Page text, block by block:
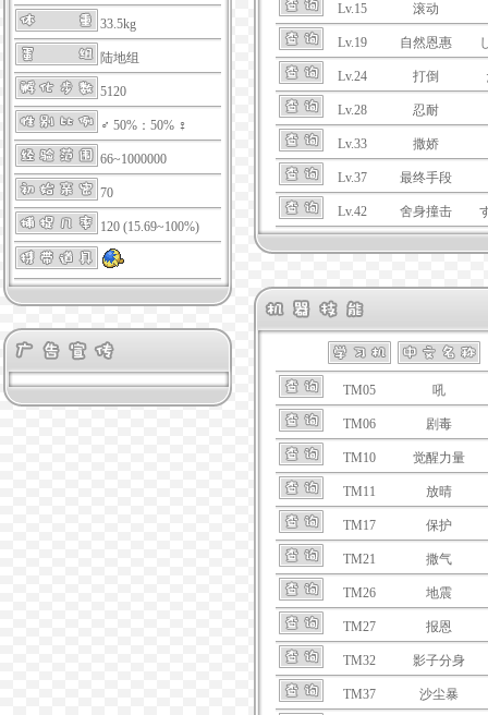
33.5kg
陆地组
5120
♂ 50%：50% ♀
66~1000000
70
120 (15.69~100%)
Lv.15 滚动
Lv.19 自然恩惠
Lv.24 打倒
Lv.28 忍耐
Lv.33 撒娇
Lv.37 最终手段
Lv.42 舍身撞击
TM05 吼
TM06 剧毒
TM10 觉醒力量
TM11 放晴
TM17 保护
TM21 撒气
TM26 地震
TM27 报恩
TM32 影子分身
TM37 沙尘暴